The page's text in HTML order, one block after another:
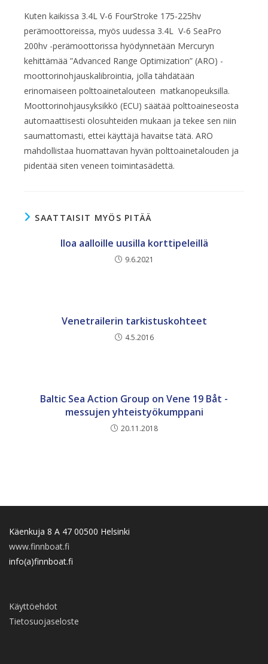
Kuten kaikissa 3.4L V-6 FourStroke 175-225hv
perämoottoreissa, myös uudessa 3.4L V-6 SeaPro
200hv -perämoottorissa hyödynnetään Mercuryn
kehittämää ”Advanced Range Optimization” (ARO) -
moottorinohjauskalibrointia, jolla tähdätään
erinomaiseen polttoainetalouteen matkanopeuksilla.
Moottorinohjausyksikkö (ECU) säätää polttoaineseosta
automaattisesti olosuhteiden mukaan ja tekee sen niin
saumattomasti, ettei käyttäjä havaitse tätä. ARO
mahdollistaa huomattavan hyvän polttoainetalouden ja
pidentää siten veneen toimintasädettä.
SAATTAISIT MYÖS PITÄÄ
Iloa aalloille uusilla korttipeleillä
9.6.2021
Venetrailerin tarkistuskohteet
4.5.2016
Baltic Sea Action Group on Vene 19 Båt -
messujen yhteistyökumppani
20.11.2018
Käenkuja 8 A 47 00500 Helsinki
www.finnboat.fi
info(a)finnboat.fi
Käyttöehdot
Tietosuojaseloste